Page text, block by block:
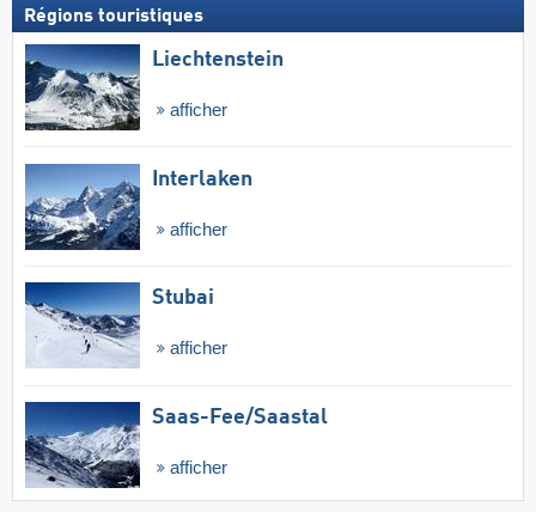
Régions touristiques
Liechtenstein
afficher
Interlaken
afficher
Stubai
afficher
Saas-Fee/​Saastal
afficher